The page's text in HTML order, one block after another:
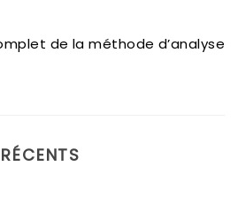
de la méthode d’analyse